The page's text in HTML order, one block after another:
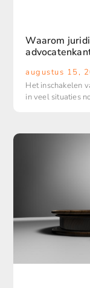
Waarom
augustus 15,
Het inschakelen
in veel situaties